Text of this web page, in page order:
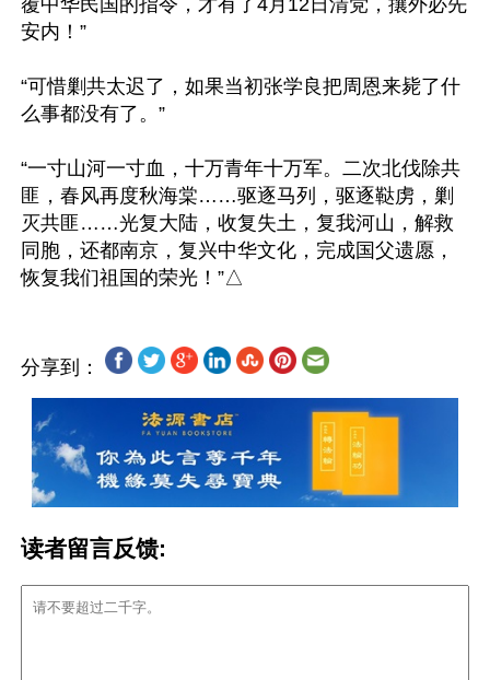
覆中华民国的指令，才有了4月12日清党，攘外必先
安内！”
“可惜剿共太迟了，如果当初张学良把周恩来毙了什
么事都没有了。”
“一寸山河一寸血，十万青年十万军。二次北伐除共
匪，春风再度秋海棠……驱逐马列，驱逐鞑虏，剿
灭共匪……光复大陆，收复失土，复我河山，解救
同胞，还都南京，复兴中华文化，完成国父遗愿，
分享到：
读者留言反馈: